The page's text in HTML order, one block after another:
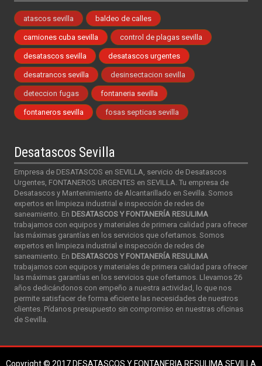
atascos sevilla baldeo de calles
camiones cuba sevilla control de plagas sevilla
desatascos sevilla desatascos urgentes
desatrancos sevilla desinsectacion sevilla
deteccion fugas fontaneria sevilla
fontaneros sevilla fosas septicas sevilla
Desatascos Sevilla
Empresa de DESATASCOS en SEVILLA, servicio de Desatascos
Urgentes, FONTANEROS URGENTES en SEVILLA. Tu empresa de
Desatascos y Mantenimiento de Alcantarillado en Sevilla. Somos
expertos en limpieza industrial e inspección de redes de
saneamiento. En DESATASCOS Y FONTANERÍA RESULIMA
trabajamos con equipos y materiales de primera calidad para ofrecer
las máximas garantías en los servicios que ofertamos. Somos
expertos en limpieza industrial e inspección de redes de
saneamiento. En DESATASCOS Y FONTANERÍA RESULIMA
trabajamos con equipos y materiales de primera calidad para ofrecer
las máximas garantías en los servicios que ofertamos. Llevamos 26
años dedicándonos con empeño a nuestra actividad, lo que nos
permite satisfacer de forma eficiente las necesidades de nuestros
clientes. Pídanos presupuesto sin compromiso en nuestras oficinas
de Sevilla.
Copyright © 2017 DESATASCOS Y FONTANERIA RESULIMA SEVILLA